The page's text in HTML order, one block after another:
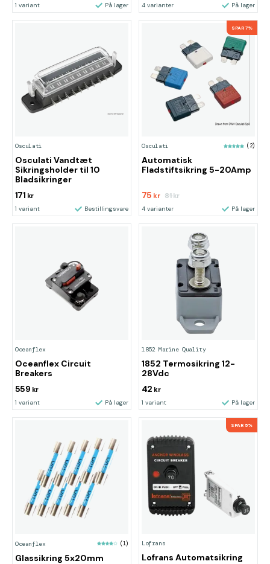
1 variant På lager 4 varianter På lager
Osculati
Osculati Vandtæt
Sikringsholder til 10
Bladsikringer
171 kr
1 variant Bestillingsvare
SPAR 7%
Osculati (2)
Automatisk
Fladstiftsikring 5-20Amp
75 kr 81kr
4 varianter På lager
Oceanflex
Oceanflex Circuit
Breakers
559 kr
1 variant På lager
1852 Marine Quality
1852 Termosikring 12-
28Vdc
42 kr
1 variant På lager
Oceanflex (1)
Glassikring 5x20mm
SPAR 5%
Lofrans
Lofrans Automatsikring